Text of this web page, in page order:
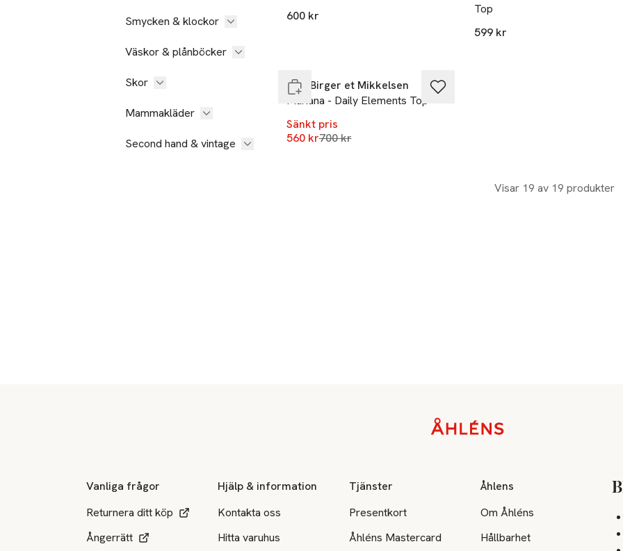
Smycken & klockor
Väskor & plånböcker
Skor
Mammakläder
Second hand & vintage
600 kr
Top
599 kr
DAY Birger et Mikkelsen
Mariana - Daily Elements Top
Sänkt pris
560 krLägsta pris 30 dagar
700 kr
Visar 19 av 19 produkter
Vanliga frågor
Returnera ditt köp
Ångerrätt
Hjälp & information
Kontakta oss
Hitta varuhus
Tjänster
Presentkort
Åhléns Mastercard
Åhlens
Om Åhléns
Hållbarhet